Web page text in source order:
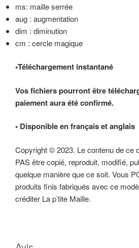
ms: maille serrée
aug : augmentation
dim : diminution
cm : cercle magique
•Téléchargement instantané
Vos fichiers pourront être
paiement aura été confirmé.
• Disponible en français et anglais
Copyright © 2023. Le contenu de ce
PAS être copié, reproduit, modifié,
quelque manière que ce soit. Vous
produits finis fabriqués avec ce
créditer La p’tite Maille.